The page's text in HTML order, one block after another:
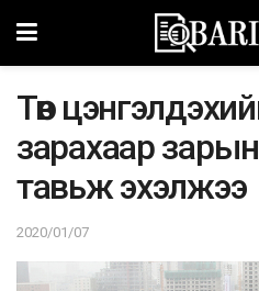
Төв
зарахаар
тавьж эхэлжээ
2020/01/07